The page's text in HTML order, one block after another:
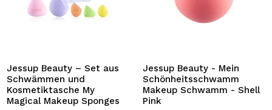
Jessup Beauty – Set aus
Schwämmen und
Kosmetiktasche My
Magical Makeup Sponges
Jessup Beauty - Mein
Schönheitsschwamm
Makeup Schwamm - Shell
Pink